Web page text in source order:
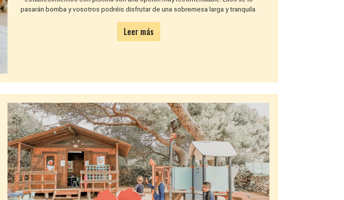
pasarán bomba y vosotros podréis disfrutar de una sobremesa larga y tranquila.
Leer más